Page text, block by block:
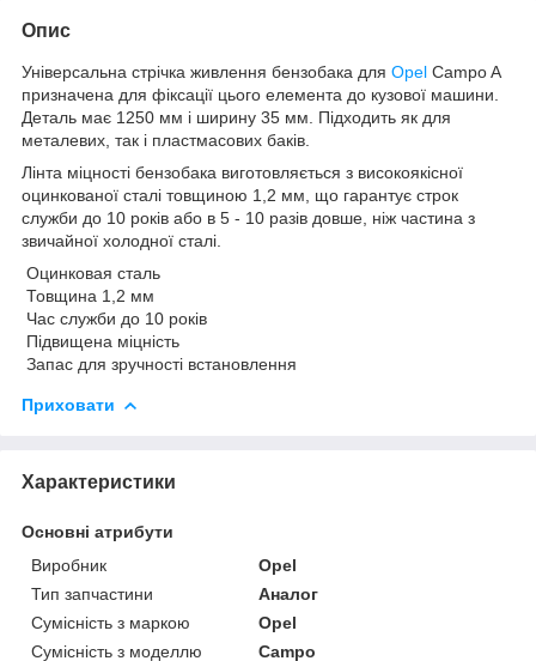
Опис
Універсальна стрічка живлення бензобака для Opel Campo A
призначена для фіксації цього елемента до кузової машини.
Деталь має 1250 мм і ширину 35 мм. Підходить як для
металевих, так і пластмасових баків.
Лінта міцності бензобака виготовляється з високоякісної
оцинкованої сталі товщиною 1,2 мм, що гарантує строк
служби до 10 років або в 5 - 10 разів довше, ніж частина з
звичайної холодної сталі.
Оцинковая сталь
Товщина 1,2 мм
Час служби до 10 років
Підвищена міцність
Запас для зручності встановлення
Приховати
Характеристики
Основні атрибути
Виробник
Opel
Тип запчастини
Аналог
Сумісність з маркою
Opel
Сумісність з моделлю
Campo